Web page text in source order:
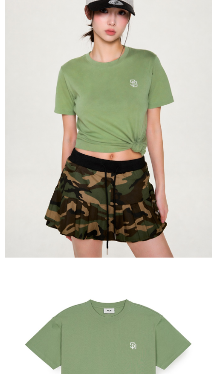
每筆NT$60，滿NT$499(含以上)免運費
每筆NT$80，滿NT$699(含以上)免運費